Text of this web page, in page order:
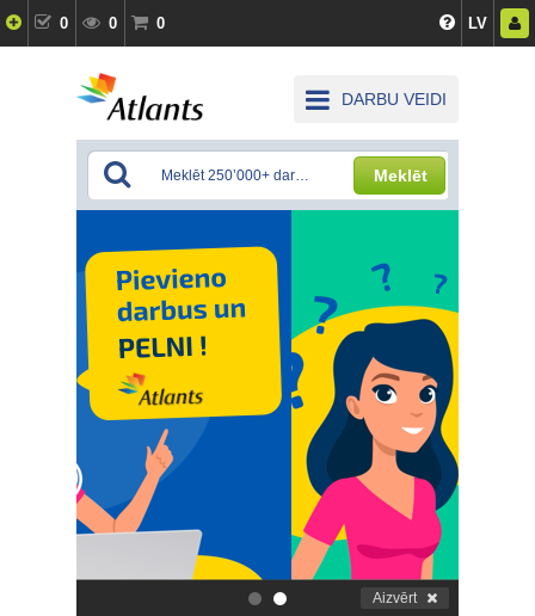
0 0 0 LV
DARBU VEIDI
Meklēt
. Aizvērt